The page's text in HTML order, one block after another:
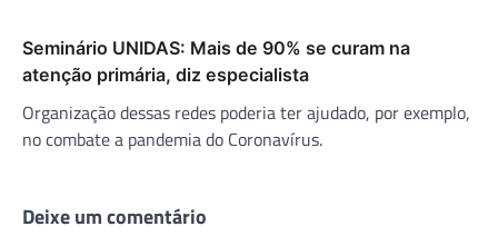
Seminário UNIDAS: Mais de 90% se curam na
atenção primária, diz especialista
Organização dessas redes poderia ter ajudado, por exemplo,
no combate a pandemia do Coronavírus.
Deixe um comentário